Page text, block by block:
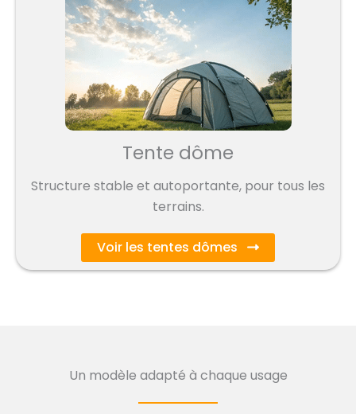
Tente dôme
Structure stable et autoportante, pour tous les
terrains.
Voir les tentes dômes
Un modèle adapté à chaque usage